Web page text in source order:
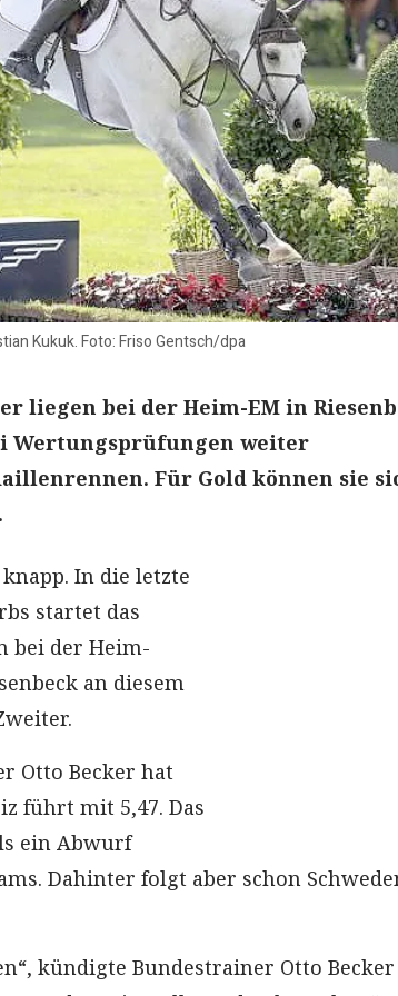
Kukuk. Foto: Friso Gentsch/dpa
liegen bei der Heim-EM in
Wertungsprüfungen weiter
Für Gold können sie
In die letzte
startet das
bei der Heim-
an diesem
Otto Becker hat
führt mit 5,47. Das
ein Abwurf
Dahinter folgt aber schon
kündigte Bundestrainer Otto Becker